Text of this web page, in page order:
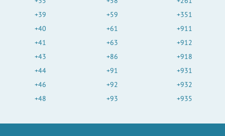
+39
+40
+41
+43
+44
+46
+48
+59
+61
+63
+86
+91
+92
+93
+351
+911
+912
+918
+931
+932
+935